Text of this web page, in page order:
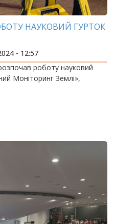
НАУКОВИЙ ГУРТОК
- 12:57
роботу науковий
Моніторинг Землі»,